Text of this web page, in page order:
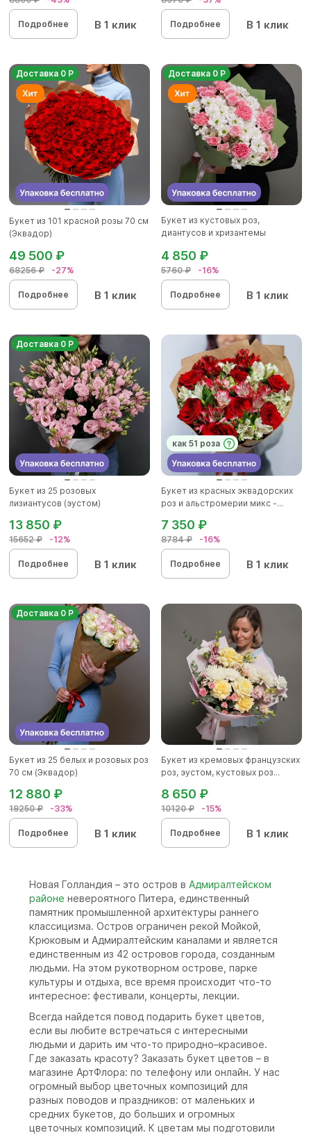
Подробнее В 1 клик Подробнее В 1 клик
Доставка 0 Р
Букет из 101 красной розы 70 см
(Эквадор)
68256 ₽ -27%
49 500 ₽
Подробнее В 1 клик
Доставка 0 Р
Букет из кустовых роз,
диантусов и хризантемы
5760 ₽ -16%
4 850 ₽
Подробнее В 1 клик
Доставка 0 Р
Букет из 25 розовых
лизиантусов (эустом)
15652 ₽ -12%
13 850 ₽
Подробнее В 1 клик
как 51 роза
Букет из красных эквадорских
роз и альстромерии микс -...
8784 ₽ -16%
7 350 ₽
Подробнее В 1 клик
Доставка 0 Р
Букет из 25 белых и розовых роз
70 см (Эквадор)
19250 ₽ -33%
12 880 ₽
Подробнее В 1 клик
Букет из кремовых французских
роз, эустом, кустовых роз...
10120 ₽ -15%
8 650 ₽
Подробнее В 1 клик
Новая Голландия – это остров в Адмиралтейском
районе невероятного Питера, единственный
памятник промышленной архитектуры раннего
классицизма. Остров ограничен рекой Мойкой,
Крюковым и Адмиралтейским каналами и является
единственным из 42 островов города, созданным
людьми. На этом рукотворном острове, парке
культуры и отдыха, все время происходит что-то
интересное: фестивали, концерты, лекции.
Всегда найдется повод подарить букет цветов,
если вы любите встречаться с интересными
людьми и дарить им что-то природно–красивое.
Где заказать красоту? Заказать букет цветов – в
магазине АртФлора: по телефону или онлайн. У нас
огромный выбор цветочных композиций для
разных поводов и праздников: от маленьких и
средних букетов, до больших и огромных
цветочных композиций. К цветам мы подготовили